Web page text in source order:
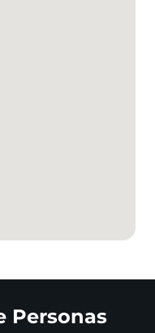
Personas